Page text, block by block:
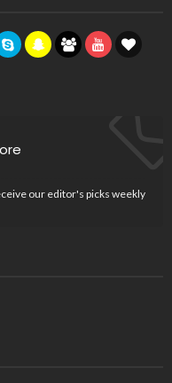
our editor's picks weekly